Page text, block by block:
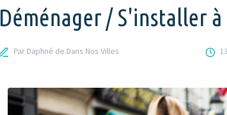
Déménager / S'installer
Par Daphné de Dans Nos Villes